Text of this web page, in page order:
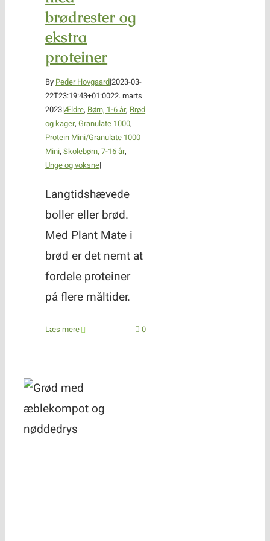
brødrester og
ekstra
proteiner
By Peder Hovgaard|2023-03-
22T23:19:43+01:0022. marts
2023|Ældre, Børn, 1-6 år, Brød
og kager,Granulate 1000,
Protein Mini/Granulate 1000
Mini,Skolebørn, 7-16 år,
Unge og voksne|
Langtidshævede
boller eller brød.
Med Plant Mate i
brød er det nemt at
fordele proteiner
på flere måltider.
Læs mere 0